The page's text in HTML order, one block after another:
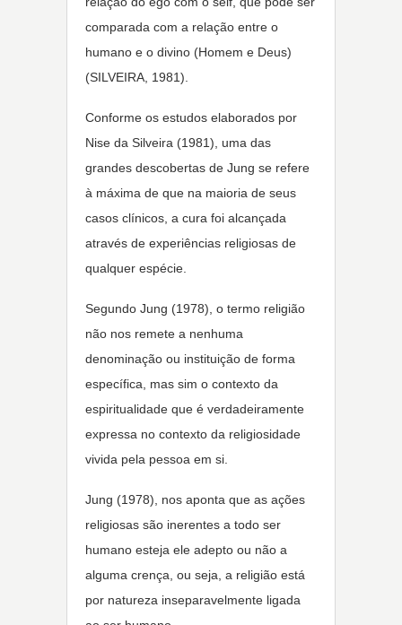
comparada com a relação entre o
humano e o divino (Homem e Deus)
(SILVEIRA, 1981).
Conforme os estudos elaborados por
Nise da Silveira (1981), uma das
grandes descobertas de Jung se refere
à máxima de que na maioria de seus
casos clínicos, a cura foi alcançada
através de experiências religiosas de
qualquer espécie.
Segundo Jung (1978), o termo religião
não nos remete a nenhuma
denominação ou instituição de forma
específica, mas sim o contexto da
espiritualidade que é verdadeiramente
expressa no contexto da religiosidade
vivida pela pessoa em si.
Jung (1978), nos aponta que as ações
religiosas são inerentes a todo ser
humano esteja ele adepto ou não a
alguma crença, ou seja, a religião está
por natureza inseparavelmente ligada